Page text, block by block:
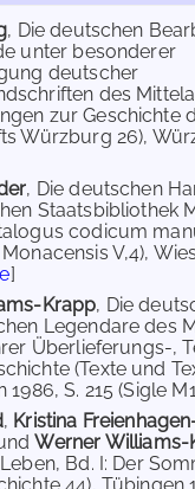
, Die deutschen
unter besonderer
deutscher
des
zur Geschichte
Würzburg 26),
, Die deutschen
Staatsbibliothek
codicum
V,4),
]
Krapp, Die
Legendare des
Überlieferungs-,
(Texte und
1986, S. 215 (Sigle
, Kristina
Werner Williams-
Bd. I: Der